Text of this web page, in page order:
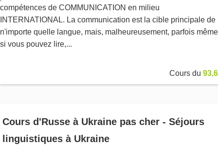
compétences de COMMUNICATION en milieu
INTERNATIONAL. La communication est la cible principale de
n'importe quelle langue, mais, malheureusement, parfois même
si vous pouvez lire,...
Cours du
Cours d'Russe à Ukraine pas cher - Séjours
linguistiques à Ukraine